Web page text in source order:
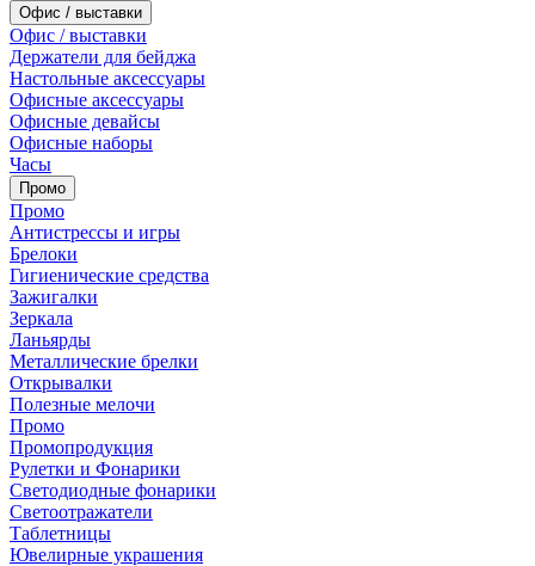
Офис / выставки
Офис / выставки
Держатели для бейджа
Настольные аксессуары
Офисные аксессуары
Офисные девайсы
Офисные наборы
Часы
Промо
Промо
Антистрессы и игры
Брелоки
Гигиенические средства
Зажигалки
Зеркала
Ланьярды
Металлические брелки
Открывалки
Полезные мелочи
Промо
Промопродукция
Рулетки и Фонарики
Светодиодные фонарики
Светоотражатели
Таблетницы
Ювелирные украшения